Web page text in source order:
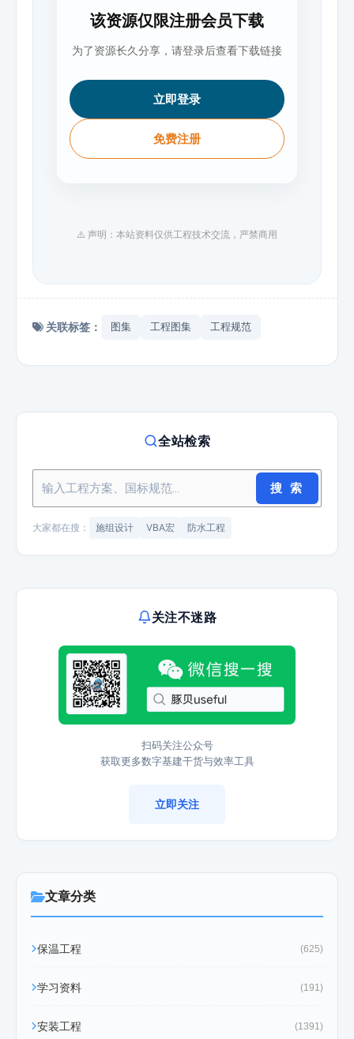
该资源仅限注册会员下载
为了资源长久分享，请登录后查看下载链接
立即登录
免费注册
⚠️ 声明：本站资料仅供工程技术交流，严禁商用
关联标签： 图集 工程图集 工程规范
全站检索
搜 索
大家都在搜： 施组设计 VBA宏 防水工程
关注不迷路
扫码关注公众号
获取更多数字基建干货与效率工具
立即关注
文章分类
保温工程 (625)
学习资料 (191)
安装工程 (1391)